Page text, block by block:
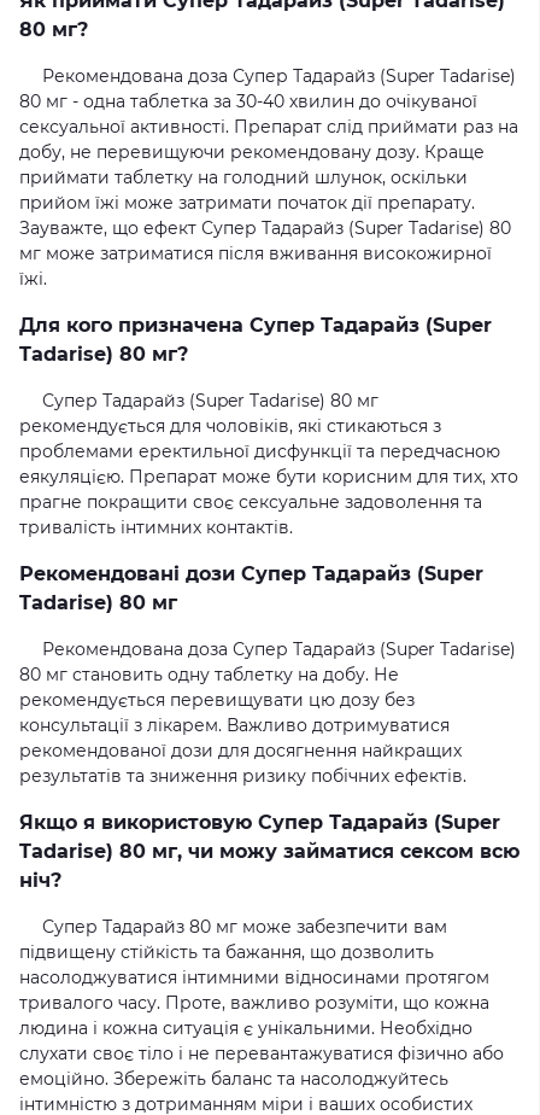
80 мг?
Рекомендована доза Супер Тадарайз (Super Tadarise)
80 мг - одна таблетка за 30-40 хвилин до очікуваної
сексуальної активності. Препарат слід приймати раз на
добу, не перевищуючи рекомендовану дозу. Краще
приймати таблетку на голодний шлунок, оскільки
прийом їжі може затримати початок дії препарату.
Зауважте, що ефект Супер Тадарайз (Super Tadarise) 80
мг може затриматися після вживання високожирної
їжі.
Для кого призначена Супер Тадарайз (Super
Tadarise) 80 мг?
Супер Тадарайз (Super Tadarise) 80 мг
рекомендується для чоловіків, які стикаються з
проблемами еректильної дисфункції та передчасною
еякуляцією. Препарат може бути корисним для тих, хто
прагне покращити своє сексуальне задоволення та
тривалість інтимних контактів.
Рекомендовані дози Супер Тадарайз (Super
Tadarise) 80 мг
Рекомендована доза Супер Тадарайз (Super Tadarise)
80 мг становить одну таблетку на добу. Не
рекомендується перевищувати цю дозу без
консультації з лікарем. Важливо дотримуватися
рекомендованої дози для досягнення найкращих
результатів та зниження ризику побічних ефектів.
Якщо я використовую Супер Тадарайз (Super
Tadarise) 80 мг, чи можу займатися сексом всю
ніч?
Супер Тадарайз 80 мг може забезпечити вам
підвищену стійкість та бажання, що дозволить
насолоджуватися інтимними відносинами протягом
тривалого часу. Проте, важливо розуміти, що кожна
людина і кожна ситуація є унікальними. Необхідно
слухати своє тіло і не перевантажуватися фізично або
емоційно. Збережіть баланс та насолоджуйтесь
інтимністю з дотриманням міри і ваших особистих